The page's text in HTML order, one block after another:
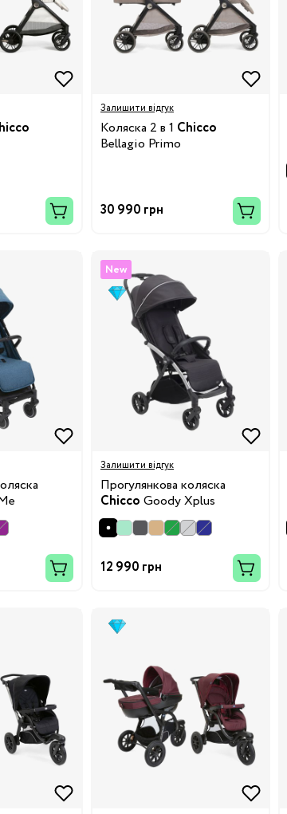
Бренди:
Залишити відгук
Коляска 2 в 1 Chicco
Bellagio Primo
30 990 грн
New
Залишити відгук
Прогулянкова коляска
Chicco Goody Xplus
12 990 грн